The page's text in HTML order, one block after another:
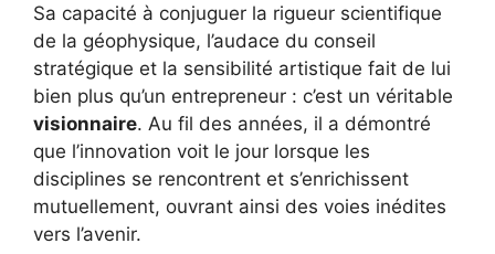
Sa capacité à conjuguer la rigueur scientifique
de la géophysique, l’audace du conseil
stratégique et la sensibilité artistique fait de lui
bien plus qu’un entrepreneur : c’est un véritable
visionnaire. Au fil des années, il a démontré
que l’innovation voit le jour lorsque les
disciplines se rencontrent et s’enrichissent
mutuellement, ouvrant ainsi des voies inédites
vers l’avenir.